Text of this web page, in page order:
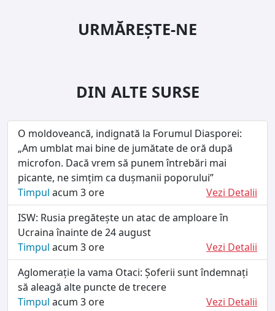
URMĂREȘTE-NE
DIN ALTE SURSE
O moldoveancă, indignată la Forumul Diasporei:
„Am umblat mai bine de jumătate de oră după
microfon. Dacă vrem să punem întrebări mai
picante, ne simțim ca dușmanii poporului”
Timpul acum 3 ore
Vezi Detalii
ISW: Rusia pregătește un atac de amploare în
Ucraina înainte de 24 august
Timpul acum 3 ore
Vezi Detalii
Aglomerație la vama Otaci: Șoferii sunt îndemnați
să aleagă alte puncte de trecere
Timpul acum 3 ore
Vezi Detalii